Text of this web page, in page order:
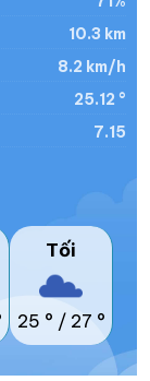
10.3 km
8.2 km/h
25.12 °
7.15
Tối
25 ° / 27 °